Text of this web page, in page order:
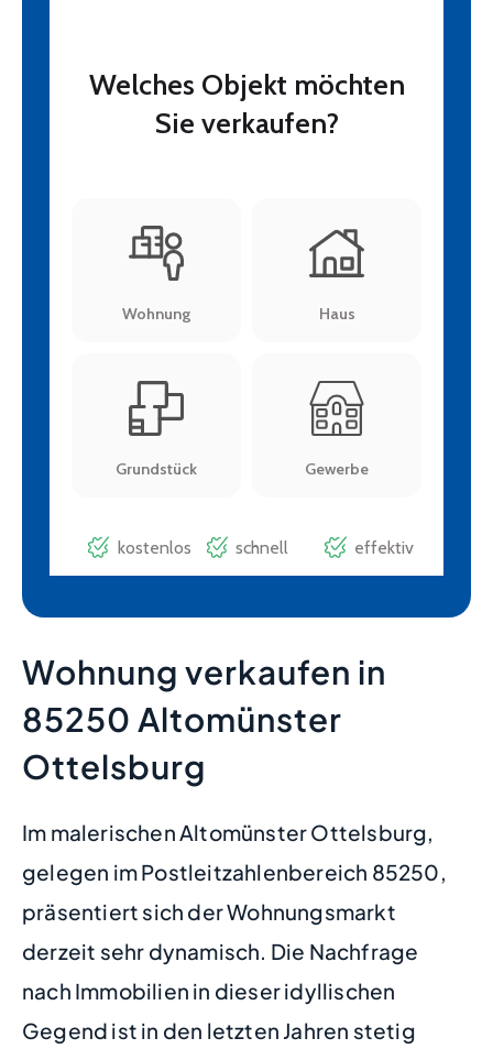
Wohnung verkaufen in
85250 Altomünster
Ottelsburg
Im malerischen Altomünster Ottelsburg,
gelegen im Postleitzahlenbereich 85250,
präsentiert sich der Wohnungsmarkt
derzeit sehr dynamisch. Die Nachfrage
nach Immobilien in dieser idyllischen
Gegend ist in den letzten Jahren stetig